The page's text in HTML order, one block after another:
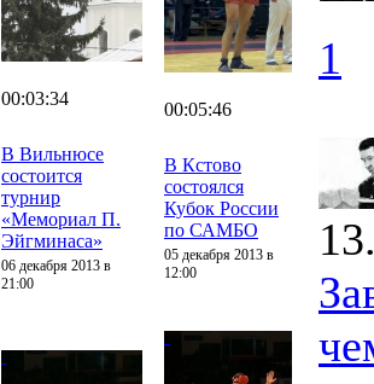
00:03:34
В Вильнюсе
состоится
турнир
«Мемориал П.
Эйгминаса»
06 декабря 2013 в
21:00
00:05:46
В Кстово
состоялся
Кубок России
по САМБО
05 декабря 2013 в
12:00
1